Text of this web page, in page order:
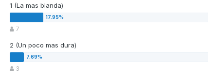
1 (La mas blanda)
7
2 (Un poco mas dura)
3